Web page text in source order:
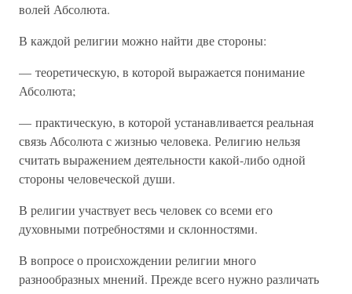
волей Абсолюта.
В каждой религии можно найти две стороны:
— теоретическую, в которой выражается понимание
Абсолюта;
— практическую, в которой устанавливается реальная
связь Абсолюта с жизнью человека. Религию нельзя
считать выражением деятельности какой-либо одной
стороны человеческой души.
В религии участвует весь человек со всеми его
духовными потребностями и склонностями.
В вопросе о происхождении религии много
разнообразных мнений. Прежде всего нужно различать